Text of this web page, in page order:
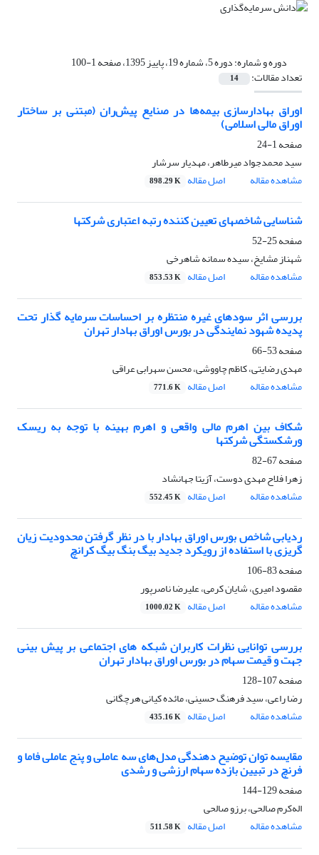
دوره و شماره:دوره 5، شماره 19، پاییز 1395، صفحه 1-100
تعداد مقالات: 14
اوراق بهادارسازی بیمه‌ها در صنایع پیش‌ران (مبتنی بر ساختار
اوراق مالی اسلامی)
صفحه1-24
سید محمدجواد میرطاهر، مهدیار سرشار
مشاهده مقاله
اصل مقاله 898.29 K
شناسایی شاخصهای تعیین کننده رتبه اعتباری شرکتها
صفحه25-52
شهناز مشایخ، سیده سمانه شاهرخی
مشاهده مقاله
اصل مقاله 853.53 K
بررسی اثر سودهای غیره منتظره بر احساسات سرمایه گذار تحت
پدیده شهود نمایندگی در بورس اوراق بهادار تهران
صفحه53-66
مهدی رضایتی، کاظم چاووشی، محسن سهرابی عراقی
مشاهده مقاله
اصل مقاله 771.6 K
شکاف بین اهرم مالی واقعی و اهرم بهینه با توجه به ریسک
ورشکستگی شرکتها
صفحه67-82
زهرا فلاح مهدی دوست، آزیتا جهانشاد
مشاهده مقاله
اصل مقاله 552.45 K
ردیابی شاخص بورس اوراق بهادار با در نظر گرفتن محدودیت زیان
گریزی با استفاده از رویکرد جدید بیگ بنگ بیگ کرانچ
صفحه83-106
مقصود امیری، شایان کرمی، علیرضا ناصرپور
مشاهده مقاله
اصل مقاله 1000.02 K
بررسی توانایی نظرات کاربران شبکه های اجتماعی بر پیش بینی
جهت و قیمت سهام در بورس اوراق بهادار تهران
صفحه107-128
رضا راعی، سید فرهنگ حسینی، مائده کیانی هرچگانی
مشاهده مقاله
اصل مقاله 435.16 K
مقایسه توان توضیح دهندگی مدل‌های سه عاملی و پنج عاملی فاما و
فرنچ در تبیین بازده سهام ارزشی و رشدی
صفحه129-144
اله‌کرم صالحی، برزو صالحی
مشاهده مقاله
اصل مقاله 511.58 K